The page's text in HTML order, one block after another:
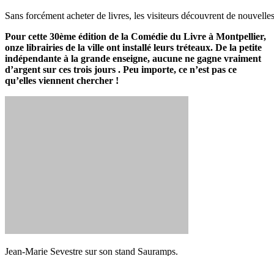
Sans forcément acheter de livres, les visiteurs découvrent de
Pour cette 30ème édition de la Comédie du Livre à Montpellier,
onze librairies de la ville ont installé leurs tréteaux. De la petite
indépendante à la grande enseigne, aucune ne gagne vraiment
d’argent sur ces trois jours . Peu importe, ce n’est pas ce
qu’elles viennent chercher !
Jean-Marie Sevestre sur son stand Sauramps.